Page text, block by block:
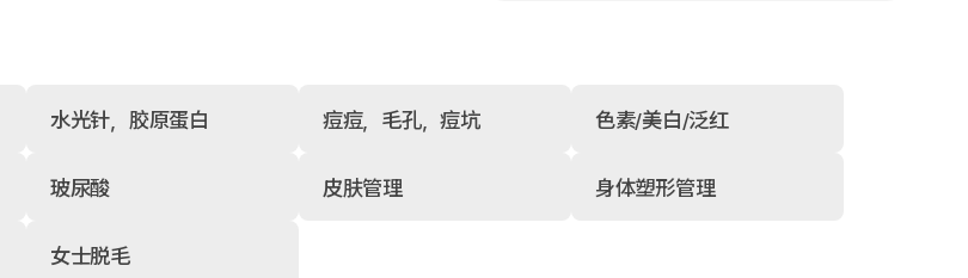
水光针，胶原蛋白 痘痘，毛孔，痘坑 色素/美白/泛红
玻尿酸 皮肤管理 身体塑形管理
女士脱毛